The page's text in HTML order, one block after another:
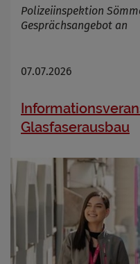
Polizeiinspektion
Gesprächsangebot an
07.07.2026
Glasfaserausbau